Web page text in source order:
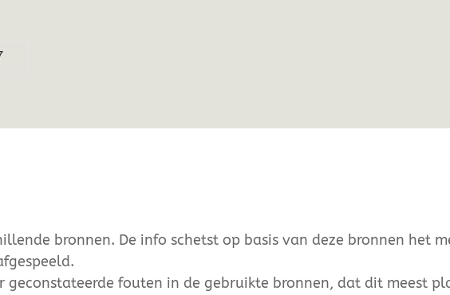
bronnen. De info schetst op basis van deze bronnen het
fouten in de gebruikte bronnen, dat dit meest